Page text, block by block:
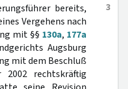
3
bereits,
Vergehens nach
mit §§ 130a, 177a
Augsburg
mit dem Beschluß
rechtskräftig